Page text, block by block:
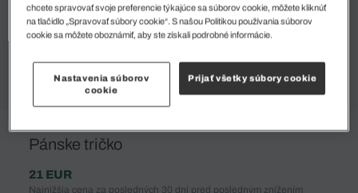
Pánske tričko
21 EUR
Najnižšia cena za posledných 30 dní pred posledným znížením
chcete spravovať svoje preferencie týkajúce sa súborov cookie, môžete kliknúť
na tlačidlo „Spravovať súbory cookie“. S našou Politikou používania súborov
cookie sa môžete oboznámiť, aby ste získali podrobné informácie.
Nastavenia súborov
cookie
Prijať všetky súbory cookie